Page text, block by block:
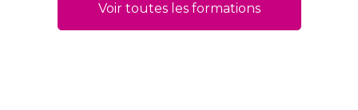
Voir toutes les formations